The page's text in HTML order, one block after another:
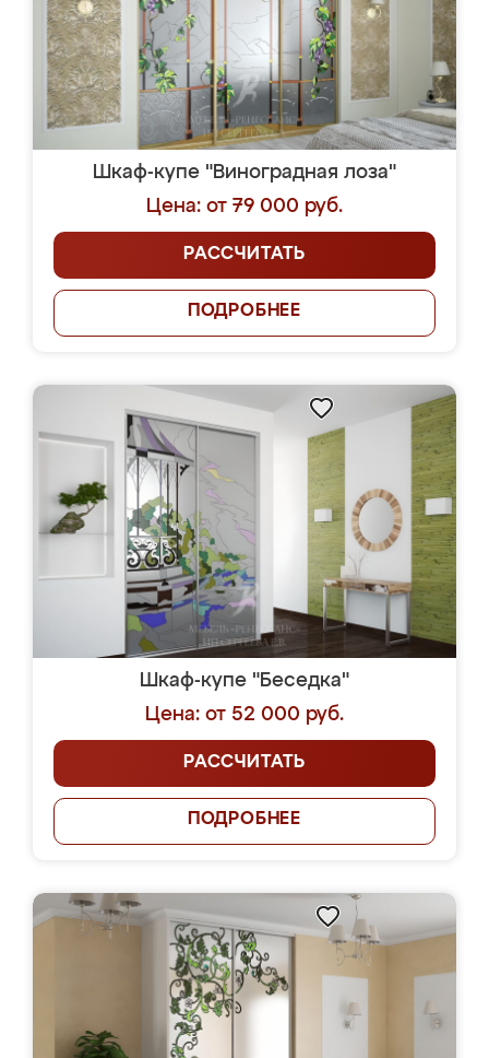
Шкаф-купе "Виноградная лоза"
Цена: от 79 000 руб.
РАССЧИТАТЬ
ПОДРОБНЕЕ
Шкаф-купе "Беседка"
Цена: от 52 000 руб.
РАССЧИТАТЬ
ПОДРОБНЕЕ